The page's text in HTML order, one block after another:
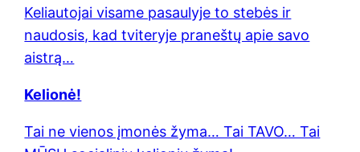
Keliautojai visame pasaulyje to stebės ir
naudosis, kad tviteryje praneštų apie savo
aistrą…
Kelionė!
Tai ne vienos įmonės žyma… Tai TAVO… Tai